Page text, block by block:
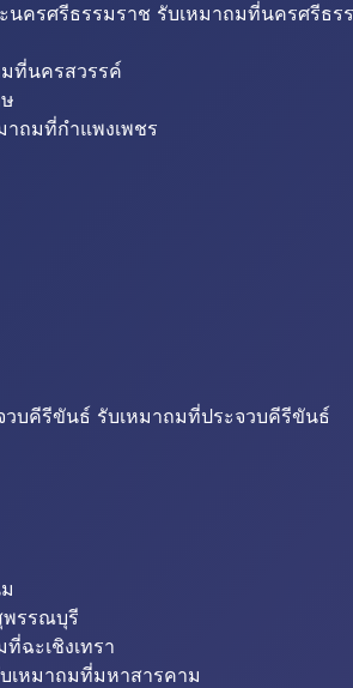
นครศรีธรรมราช รับเหมาถมที่นครศรีธร
ที่นครสวรรค์
าถมที่กำแพงเพชร
วบคีรีขันธ์ รับเหมาถมที่ประจวบคีรีขันธ์
พรรณบุรี
ฉะเชิงเทรา
เหมาถมที่มหาสารคาม